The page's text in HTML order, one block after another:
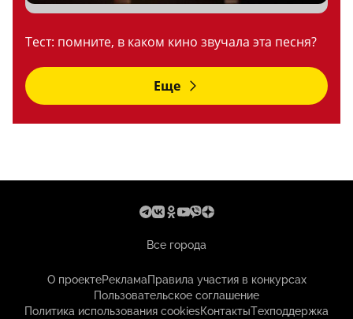
Тест: помните, в каком кино звучала эта песня?
Еще
Все города
О проектеРекламаПравила участия в конкурсах
Пользовательское соглашение
Политика использования cookiesКонтактыТехподдержка